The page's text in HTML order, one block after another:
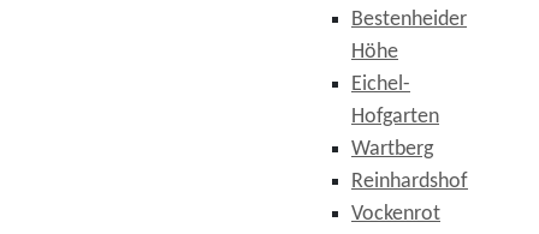
Bestenheider
Höhe
Eichel-
Hofgarten
Wartberg
Reinhardshof
Vockenrot